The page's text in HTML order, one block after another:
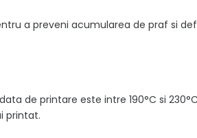
a preveni acumularea de praf si
de printare este intre 190°C si
printat.